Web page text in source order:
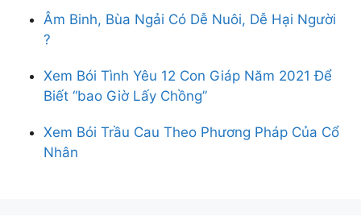
Âm Binh, Bùa Ngải Có Dễ Nuôi, Dễ Hại Người
?
Xem Bói Tình Yêu 12 Con Giáp Năm 2021 Để
Biết “bao Giờ Lấy Chồng”
Xem Bói Trầu Cau Theo Phương Pháp Của Cổ
Nhân